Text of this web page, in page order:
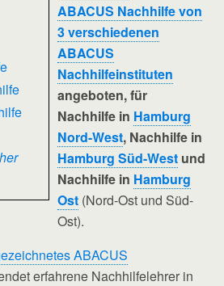
ABACUS Nachhilfe von
3 verschiedenen
ABACUS
Nachhilfeinstituten
angeboten, für
Nachhilfe in Hamburg
Nord-West, Nachhilfe in
Hamburg Süd-West und
Nachhilfe in Hamburg
Ost (Nord-Ost und Süd-
Ost).
ABACUS
erfahrene Nachhilfelehrer in